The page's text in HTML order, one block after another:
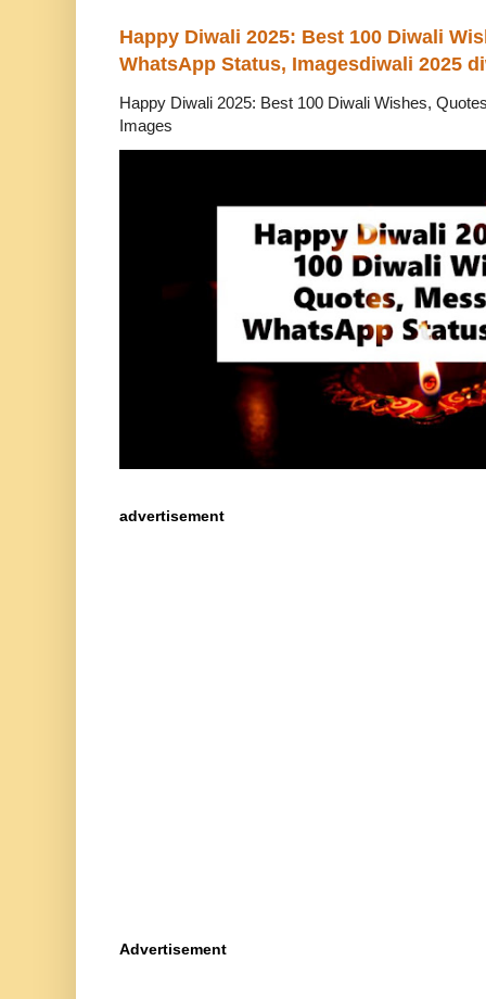
Happy Diwali 2025: Best 100 Diwali
WhatsApp Status, Imagesdiwali 2025
Happy Diwali 2025: Best 100 Diwali Wishes,
Images
advertisement
Advertisement